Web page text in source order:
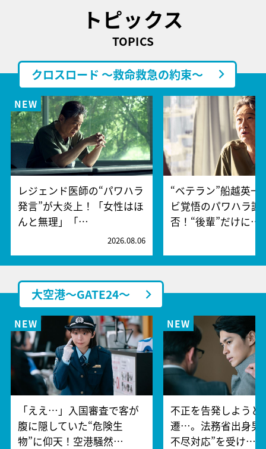
トピックス
TOPICS
クロスロード ～救命救急の約束～
レジェンド医師の“パワハラ
発言”が大炎上！「女性はほ
んと無理」「…
2026.08.06
“ベテラン”船越英一
ビ覚悟のパワハラ謝
否！“後輩”だけに…
大空港～GATE24～
「ええ…」入国審査で客が
腹に隠していた“危険生
物”に仰天！空港騒然…
不正を告発しようと
遷…。法務省出身男
不尽対応”を受け…